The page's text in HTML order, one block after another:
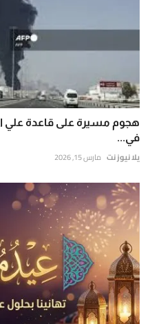
هجوم مسيرة على قاعدة علي
في...
يلا نيوز نت مارس 15, 2026